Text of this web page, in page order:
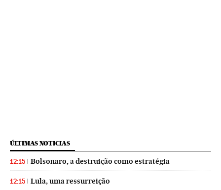
ÚLTIMAS NOTICIAS
12:15 Bolsonaro, a destruição como estratégia
12:15 Lula, uma ressurreição